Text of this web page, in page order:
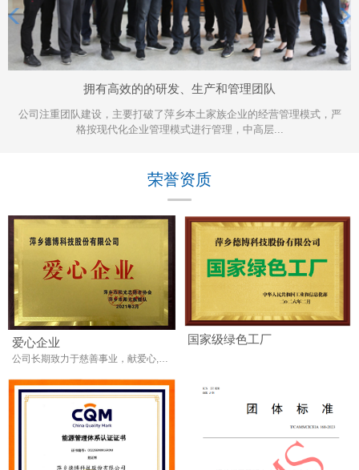
拥有高效的的研发、生产和管理团队
公司注重团队建设，主要打破了萍乡本土家族企业的经营管理模式，严
格按现代化企业管理模式进行管理，中高层...
荣誉资质
爱心企业
公司长期致力于慈善事业，献爱心,回馈社会是企业的责任。传递社正能量，为社会增添一份温暖，增添一份和谐。
国家级绿色工厂